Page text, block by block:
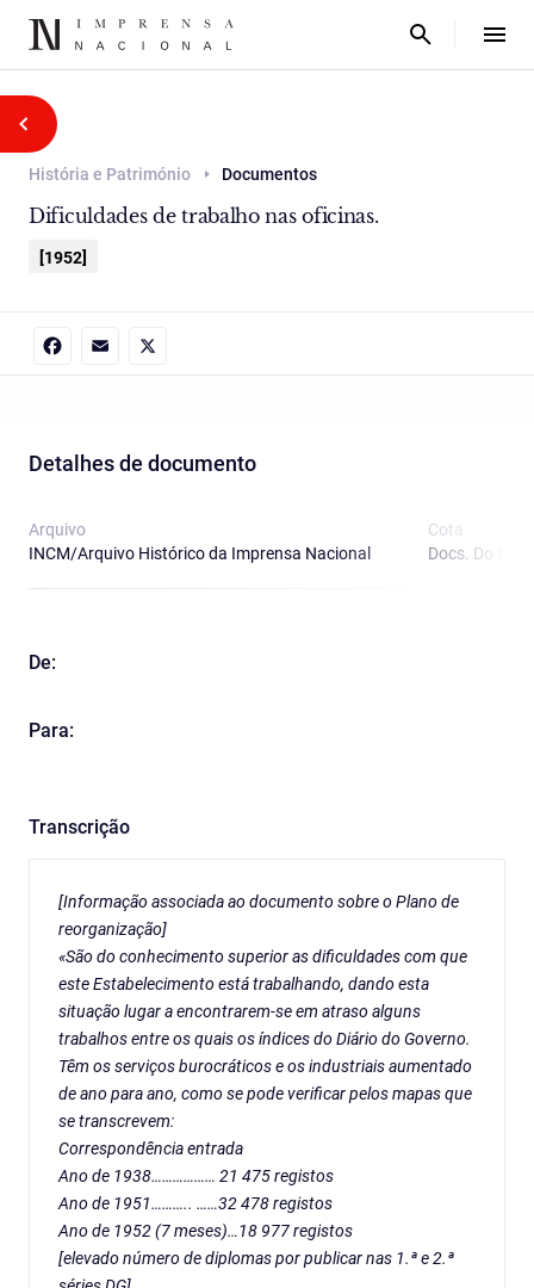
História e Património Documentos
Dificuldades de trabalho nas oficinas.
[1952]
Detalhes de documento
Arquivo
INCM/Arquivo Histórico da Imprensa Nacional
Cota
Docs. Do
De:
Para:
Transcrição
[Informação associada ao documento sobre o Plano de
reorganização]
«São do conhecimento superior as dificuldades com que
este Estabelecimento está trabalhando, dando esta
situação lugar a encontrarem-se em atraso alguns
trabalhos entre os quais os índices doDiário do Governo.
Têm os serviços burocráticos e os industriais aumentado
de ano para ano, como se pode verificar pelos mapas que
se transcrevem:
Correspondência entrada
Ano de 1938……………… 21 475 registos
Ano de 1951……….. ……32 478 registos
Ano de 1952 (7 meses)…18 977 registos
[elevado número de diplomas por publicar nas 1.ª e 2.ª